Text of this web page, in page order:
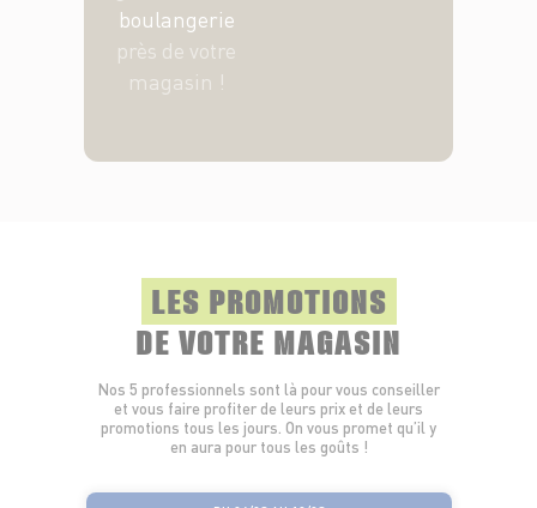
boulangerie
près de votre
magasin !
LES PROMOTIONS
DE VOTRE MAGASIN
Nos 5 professionnels sont là pour vous conseiller
et vous faire profiter de leurs prix et de leurs
promotions tous les jours. On vous promet qu’il y
en aura pour tous les goûts !